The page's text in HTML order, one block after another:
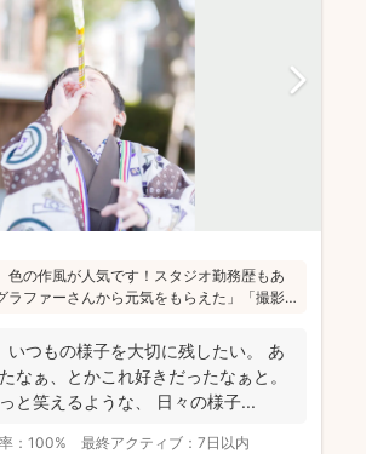
色の作風が人気です！スタジオ勤務歴もあ
ラファーさんから元気をもらえた」「撮影
、お子さん・親御さんの目線で、自然な様
お届けします(^^)
つもの様子を大切に残したい。 あ
なぁ、とかこれ好きだったなぁと。
と笑えるような、 日々の様子...
： 100% 最終アクティブ： 7日以内